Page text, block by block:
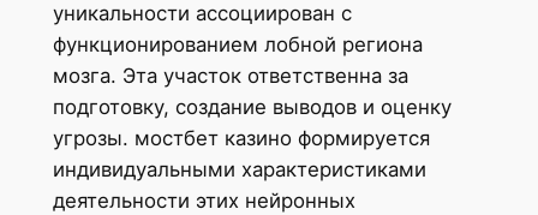
уникальности ассоциирован с
функционированием лобной региона
мозга. Эта участок ответственна за
подготовку, создание выводов и оценку
угрозы. мостбет казино формируется
индивидуальными характеристиками
деятельности этих нейронных